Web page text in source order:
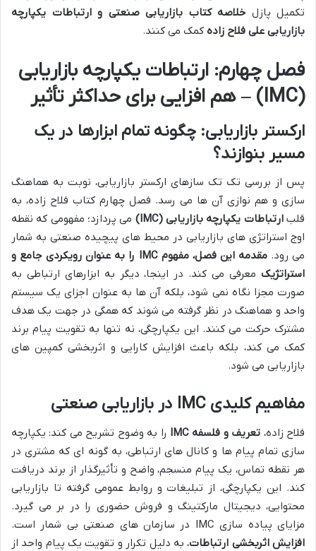
تکمیل پازل خلاصه کتاب بازاریابی صنعتی و ارتباطات یکپارچه
بازاریابی علی فلاح زاده کمک می کنند.
فصل چهارم: ارتباطات یکپارچه بازاریابی
(IMC) – هم افزایی برای حداکثر تأثیر
ارکستر بازاریابی: چگونه تمام ابزارها در یک
مسیر بنوازند؟
پس از بررسی تک تک سازهای ارکستر بازاریابی، نوبت به هماهنگ
سازی و هم نوازی آن ها می رسد. فصل چهارم کتاب فلاح زاده، به
قلبارتباطات یکپارچه بازاریابی (IMC)
می پردازد؛ مفهومی که نقطه
اوج استراتژی های بازاریابی در محیط های پیچیده صنعتی به شمار
می رود.
مقدمه این فصل، مفهوم IMC را به عنوان رویکردی جامع و
استراتژیک معرفی می کند. در اینجا، دیگر به ابزارهای ارتباطی به
صورت مجزا نگاه نمی شود، بلکه آن ها به عنوان اجزای یک سیستم
واحد و هماهنگ در نظر گرفته می شوند که همگی در جهت یک هدف
مشترک حرکت می کنند. این یکپارچگی، نه تنها به تقویت پیام برند
کمک می کند، بلکه باعث افزایش کارایی و اثربخشی کمپین های
بازاریابی می شود.
مفاهیم کلیدی IMC در بازاریابی صنعتی
فلاح زاده، تعریف و فلسفه IMC
را به وضوح تشریح می کند: یکپارچه
سازی تمام پیام ها و کانال های ارتباطی، به گونه ای که مشتری در
هر نقطه تماس، یک پیام منسجم، واضح و تأثیرگذار از برند دریافت
کند. این یکپارچگی، از تبلیغات و روابط عمومی گرفته تا بازاریابی
محتوایی، دیجیتال مارکتینگ و فروش حضوری را در بر می گیرد.
مزایای پیاده سازی IMC در سازمان های صنعتی بی شمار است.
افزایش اثربخشی ارتباطات، به دلیل تکرار و تقویت یک پیام واحد از